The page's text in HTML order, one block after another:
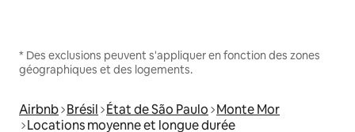
* Des exclusions peuvent s'appliquer en fonction des zones
géographiques et des logements.
Airbnb Brésil État de São Paulo Monte Mor
Locations moyenne et longue durée